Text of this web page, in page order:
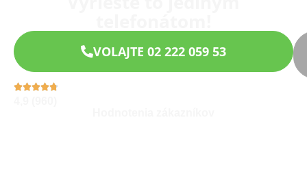
VOLAJTE 02 222 059 53